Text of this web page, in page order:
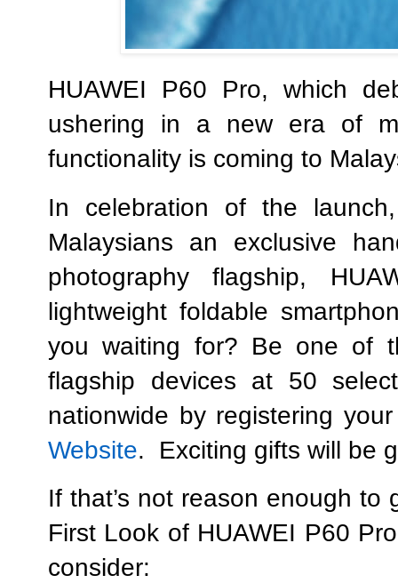
HUAWEI P60 Pro, which
ushering in a new era of
functionality is coming to
In celebration of the
Malaysians an exclusive
photography flagship,
lightweight foldable
you waiting for? Be one of
flagship devices at 50
nationwide by registering
Website.
Exciting gifts will be
If that’s not reason enough
First Look of HUAWEI P60
consider: